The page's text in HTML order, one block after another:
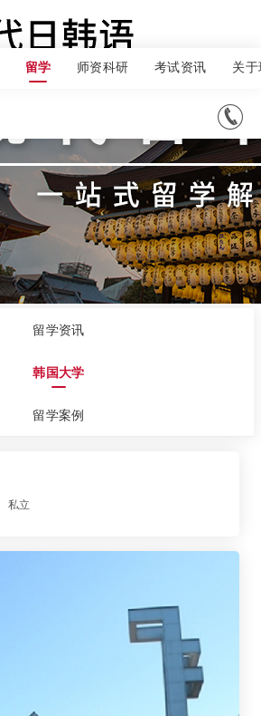

留学 师资科研 考试资讯 关
留学资讯
韩国大学
留学案例
私立